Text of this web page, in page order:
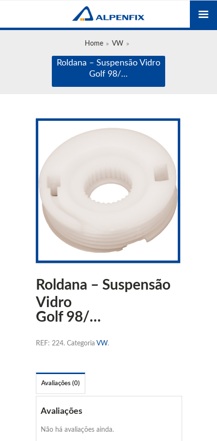
Home VW
Roldana – Suspensão Vidro
Golf 98/…
Roldana – Suspensão
Vidro
Golf 98/…
REF: 224. Categoria VW.
Avaliações (0)
Avaliações
Não há avaliações ainda.